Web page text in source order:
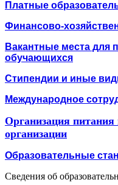
Платные
Финансово-
Вакантные места для
обучающихся
Стипендии и иные
Международное
Организация питания
организации
Образовательные
Сведения об